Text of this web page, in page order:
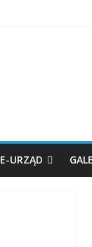
E-URZĄD